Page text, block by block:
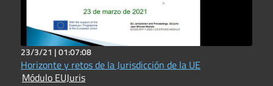
23/3/21 |01:07:08
Horizonte y retos de la Jurisdicción de la UE
Módulo EUJuris